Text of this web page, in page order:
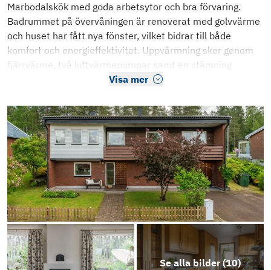
Marbodalskök med goda arbetsytor och bra förvaring.
Badrummet på övervåningen är renoverat med golvvärme
och huset har fått nya fönster, vilket bidrar till både
komfort och energieffektivitet. Uppvärmning sker genom
fjärrvärme, två luftvärmepumpar samt en stämning
Visa mer
Se alla bilder (10)